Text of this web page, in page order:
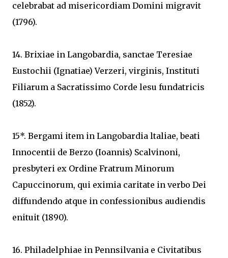
celebrabat ad misericordiam Domini migravit
(1796).
14. Brixiae in Langobardia, sanctae Teresiae
Eustochii (Ignatiae) Verzeri, virginis, Instituti
Filiarum a Sacratissimo Corde lesu fundatricis
(1852).
15*. Bergami item in Langobardia ltaliae, beati
Innocentii de Berzo (Ioannis) Scalvinoni,
presbyteri ex Ordine Fratrum Minorum
Capuccinorum, qui eximia caritate in verbo Dei
diffundendo atque in confessionibus audiendis
enituit (1890).
16. Philadelphiae in Pennsilvania e Civitatibus